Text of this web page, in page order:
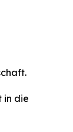
in die